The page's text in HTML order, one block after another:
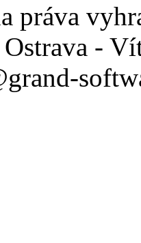
práva
-